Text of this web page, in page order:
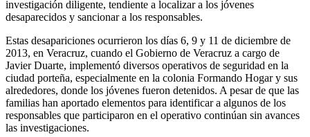
investigación diligente, tendiente a localizar a los jóvenes
desaparecidos y sancionar a los responsables.
Estas desapariciones ocurrieron los días 6, 9 y 11 de diciembre de
2013, en Veracruz, cuando el Gobierno de Veracruz a cargo de
Javier Duarte, implementó diversos operativos de seguridad en la
ciudad porteña, especialmente en la colonia Formando Hogar y sus
alrededores, donde los jóvenes fueron detenidos. A pesar de que las
familias han aportado elementos para identificar a algunos de los
responsables que participaron en el operativo continúan sin avances
las investigaciones.